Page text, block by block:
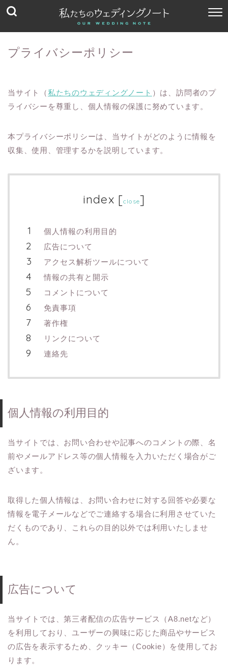
プライバシーポリシー
当サイト（私たちのウェディングノート ）は、訪問者のプ
ライバシーを尊重し、個人情報の保護に努めています。
本プライバシーポリシーは、当サイトがどのように情報を
収集、使用、管理するかを説明しています。
index [close]
個人情報の利用目的
広告について
アクセス解析ツールについて
情報の共有と開示
コメントについて
免責事項
著作権
リンクについて
連絡先
個人情報の利用目的
当サイトでは、お問い合わせや記事へのコメントの際、名
前やメールアドレス等の個人情報を入力いただく場合がご
ざいます。
取得した個人情報は、お問い合わせに対する回答や必要な
情報を電子メールなどでご連絡する場合に利用させていた
だくものであり、これらの目的以外では利用いたしませ
ん。
広告について
当サイトでは、第三者配信の広告サービス（A8.netなど）
を利用しており、ユーザーの興味に応じた商品やサービス
の広告を表示するため、クッキー（Cookie）を使用してお
ります。